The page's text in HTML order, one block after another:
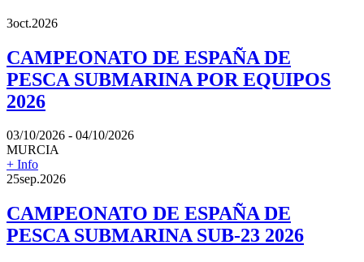
3oct.2026
CAMPEONATO DE ESPAÑA DE
PESCA SUBMARINA POR EQUIPOS
2026
03/10/2026 - 04/10/2026
MURCIA
+ Info
25sep.2026
CAMPEONATO DE ESPAÑA DE
PESCA SUBMARINA SUB-23 2026